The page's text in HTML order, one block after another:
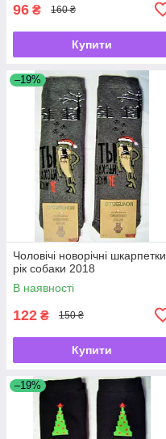
96 ₴ 160 ₴
Купити
–19%
Чоловічі новорічні шкарпетки
рік собаки 2018
В наявності
122 ₴ 150 ₴
Купити
–19%